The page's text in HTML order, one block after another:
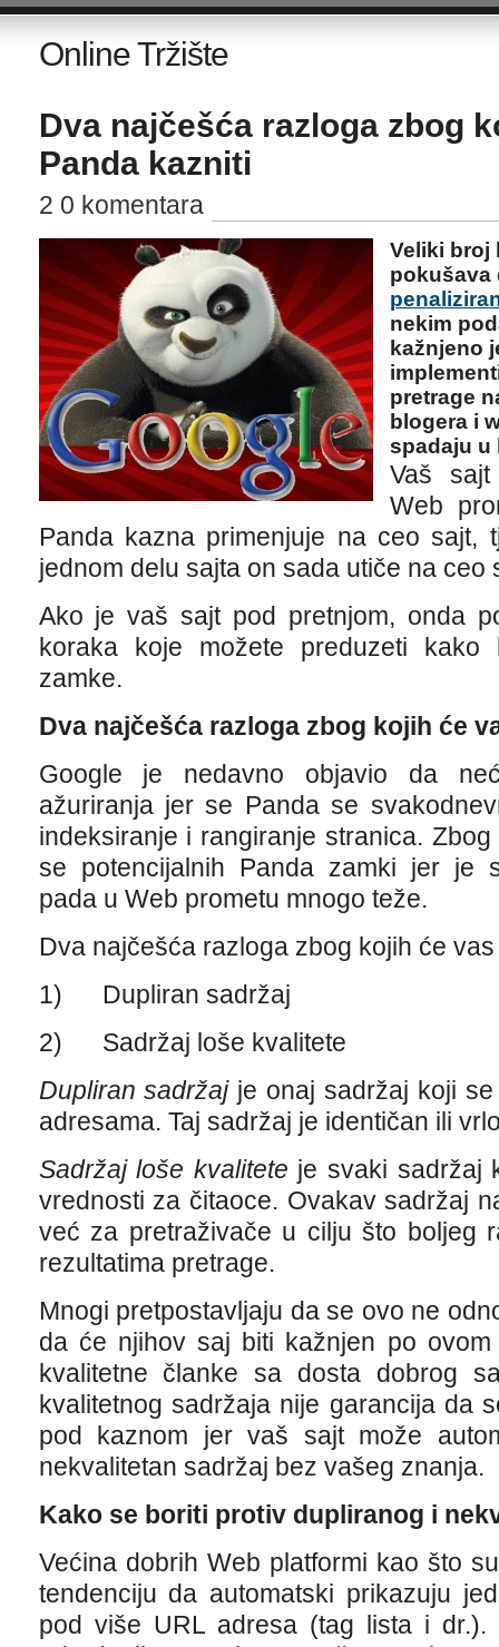
Online Tržište
Dva najčešća razloga zbog
Panda kazniti
2 0 komentara
Veliki broj
pokušava
nekim
kažnjeno
pretrage
blogera i
spadaju u
Vaš
Web
Panda kazna primenjuje na ceo sajt,
jednom delu sajta on sada utiče na ceo
Ako je vaš sajt pod pretnjom, onda
koraka koje možete preduzeti kako
zamke.
Dva najčešća razloga zbog kojih će
Google je nedavno objavio da
ažuriranja jer se Panda se
indeksiranje i rangiranje stranica.
se potencijalnih Panda zamki jer je
pada u Web prometu mnogo teže.
Dva najčešća razloga zbog kojih će
1) Dupliran sadržaj
2) Sadržaj loše kvalitete
Dupliran sadržajje onaj sadržaj koji se
adresama. Taj sadržaj je identičan ili
Sadržaj loše kvalitete je svaki sadržaj
vrednosti za čitaoce. Ovakav sadržaj
već za pretraživače u cilju što boljeg
rezultatima pretrage.
Mnogi pretpostavljaju da se ovo ne
da će njihov saj biti kažnjen po
kvalitetne članke sa dosta dobrog
kvalitetnog sadržaja nije garancija da
pod kaznom jer vaš sajt može
nekvalitetan sadržaj bez vašeg znanja.
Kako se boriti protiv dupliranog i
Većina dobrih Web platformi kao što
tendenciju da automatski prikazuju
pod više URL adresa (tag lista i